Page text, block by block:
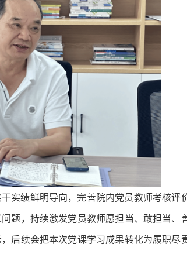
实绩鲜明导向，完善院内党员教师考核评
题，持续激发党员教师愿担当、敢担当、
后续会把本次党课学习成果转化为履职尽